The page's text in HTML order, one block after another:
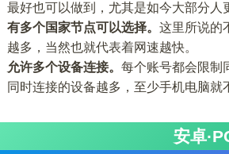
最好也可以做到，尤其是如今大部分人
有多个国家节点可以选择。 这里所说的
越多，当然也就代表着网速越快。
允许多个设备连接。 每个账号都会限制
同时连接的设备越多，至少手机电脑就
安卓